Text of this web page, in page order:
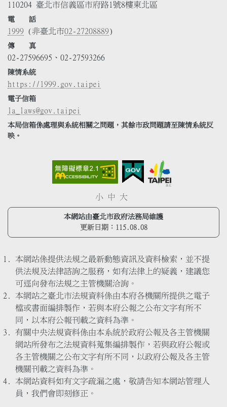
110204 臺北市信義區市府路1號8樓東北區
電 話
1999 (非臺北市02-27208889)
傳 真
02-27596695、02-27593266
陳情系統
https://1999.gov.taipei
電子信箱
la_laws@gov.taipei
本局信箱係處理與系統相關之問題，其餘市政問題請至陳情系統反
映。
小 中 大
本網站由臺北市政府法務局維護
更新日期： 115.08.08
本網站係提供法規之最新動態資訊及資料檢索，並不提
供法規及法律諮詢之服務，如有法律上的疑義，建議您
可逕向發布法規之主管機關洽詢。
本網站之臺北市法規資料係由本府各機關所提供之電子
檔或書面編排製作，若與本府公報之公布文字有所不
同，以本府公報刊載之資料為準。
有關中央法規資料係由本系統於政府公報及各主管機關
網站所發布之法規資料蒐集編排製作，若與政府公報或
各主管機關之公布文字有所不同，以政府公報及各主管
機關刊載之資料為準。
本網站資料如有文字疏漏之處，敬請告知本網站管理人
員，我們會即刻修正。